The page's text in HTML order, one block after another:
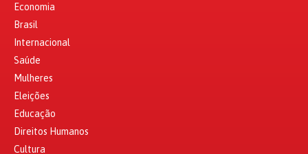
Economia
Brasil
Internacional
Saúde
Mulheres
Eleições
Educação
Direitos Humanos
Cultura